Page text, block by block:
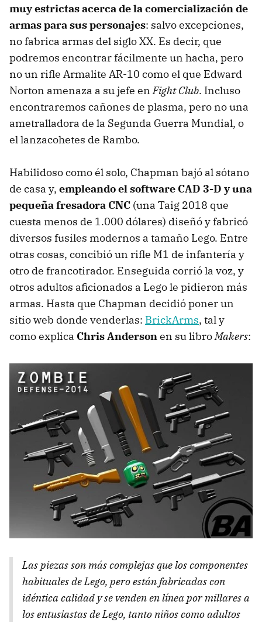
muy estrictas acerca de la comercialización de
armas para sus personajes: salvo excepciones,
no fabrica armas del siglo XX. Es decir, que
podremos encontrar fácilmente un hacha, pero
no un rifle Armalite AR-10 como el que Edward
Norton amenaza a su jefe enFight Club. Incluso
encontraremos cañones de plasma, pero no una
ametralladora de la Segunda Guerra Mundial, o
el lanzacohetes de Rambo.
Habilidoso como él solo, Chapman bajó al sótano
de casa y, empleando el software CAD 3-D y una
pequeña fresadora CNC (una Taig 2018 que
cuesta menos de 1.000 dólares) diseñó y fabricó
diversos fusiles modernos a tamaño Lego. Entre
otras cosas, concibió un rifle M1 de infantería y
otro de francotirador. Enseguida corrió la voz, y
otros adultos aficionados a Lego le pidieron más
armas. Hasta que Chapman decidió poner un
sitio web donde venderlas: BrickArms, tal y
como explica Chris Andersonen su libroMakers:
Las piezas son más complejas que los componentes
habituales de Lego, pero están fabricadas con
idéntica calidad y se venden en línea por millares a
los entusiastas de Lego, tanto niños como adultos